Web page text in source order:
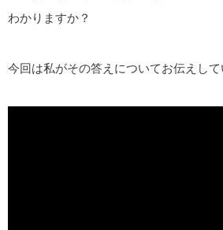
わかりますか？
今回は私がその答えについてお伝えして